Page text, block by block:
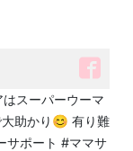
スーパーウーマ
助かり😊 有り難
サポート #ママサ